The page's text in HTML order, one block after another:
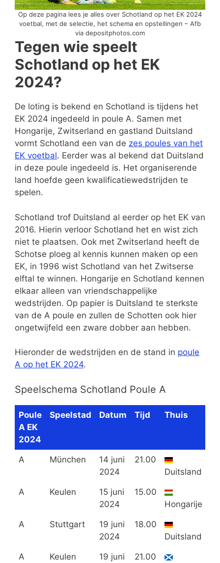
Op deze pagina lees je alles over Schotland op het EK 2024
voetbal, met de selectie, het schema en opstellingen – Afb
via depositphotos.com
Tegen wie speelt
Schotland op het EK
2024?
De loting is bekend en Schotland is tijdens het
EK 2024 ingedeeld in poule A. Samen met
Hongarije, Zwitserland en gastland Duitsland
vormt Schotland een van de zes poules van het
EK voetbal. Eerder was al bekend dat Duitsland
in deze poule ingedeeld is. Het organiserende
land hoefde geen kwalificatiewedstrijden te
spelen.
Schotland trof Duitsland al eerder op het EK van
2016. Hierin verloor Schotland het en wist zich
niet te plaatsen. Ook met Zwitserland heeft de
Schotse ploeg al kennis kunnen maken op een
EK, in 1996 wist Schotland van het Zwitserse
elftal te winnen. Hongarije en Schotland kennen
elkaar alleen van vriendschappelijke
wedstrijden. Op papier is Duitsland te sterkste
van de A poule en zullen de Schotten ook hier
ongetwijfeld een zware dobber aan hebben.
Hieronder de wedstrijden en de stand in poule
A op het EK 2024.
Speelschema Schotland Poule A
Poule
A EK
2024
Speelstad Datum Tijd Thuis
A München
14 juni
2024
21.00
Duitsland
A Keulen
15 juni
2024
15.00
Hongarije
A Stuttgart
19 juni
2024
18.00
Duitsland
A Keulen 19 juni 21.00